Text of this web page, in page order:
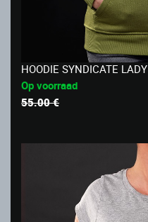
HOODIE SYNDICATE LADY
Op voorraad
55.00 €